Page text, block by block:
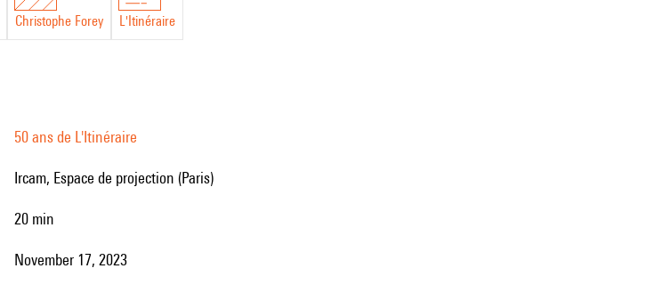
Christophe Forey L'Itinéraire
50 ans de L'Itinéraire
Ircam, Espace de projection (Paris)
20 min
November 17, 2023